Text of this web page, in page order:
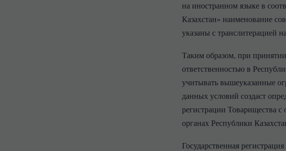
на иностранном языке в
Казахстан» наименование
указаны с транслитерацией
Таким образом, при
ответственностью в
учитывать вышеуказанные
данных условий создаст
регистрации Товарищества
органах Республики
Государственная